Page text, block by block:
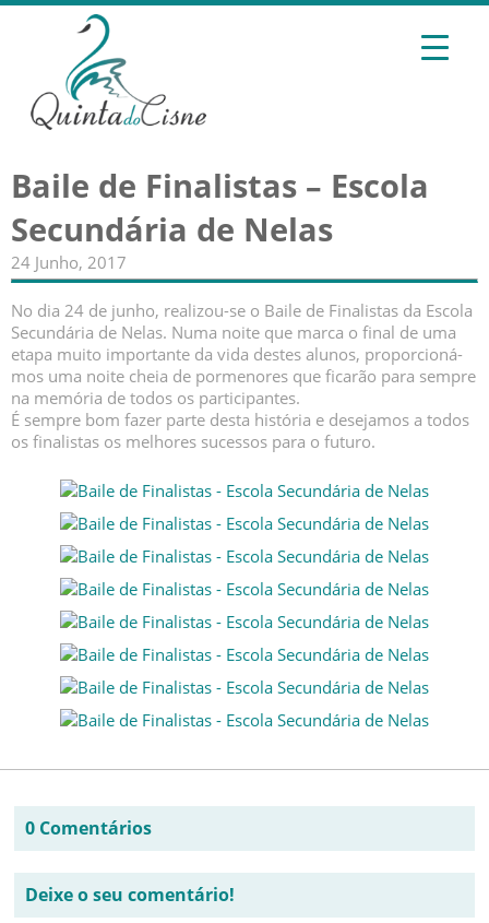
Baile de Finalistas – Escola
Secundária de Nelas
24 Junho, 2017
No dia 24 de junho, realizou-se o Baile de Finalistas da Escola
Secundária de Nelas. Numa noite que marca o final de uma
etapa muito importante da vida destes alunos, proporcioná-
mos uma noite cheia de pormenores que ficarão para sempre
na memória de todos os participantes.
É sempre bom fazer parte desta história e desejamos a todos
os finalistas os melhores sucessos para o futuro.
0 Comentários
Deixe o seu comentário!